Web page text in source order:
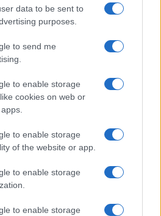
data to be sent to
purposes.
to send me
to enable storage
cookies on web or
to enable storage
of the website or app.
to enable storage
to enable storage
volt megértenem. Kicsit
szerelemmunka lett. Pali megad
de szabadságot is ad. Ez az
nála táncolni, mezítelen voltál.
hanem, hogy milyen őszinte
át magad a szerepnek.
Pali nagyon odafigyelt rám,
szégyenlős típus; alkotás közben